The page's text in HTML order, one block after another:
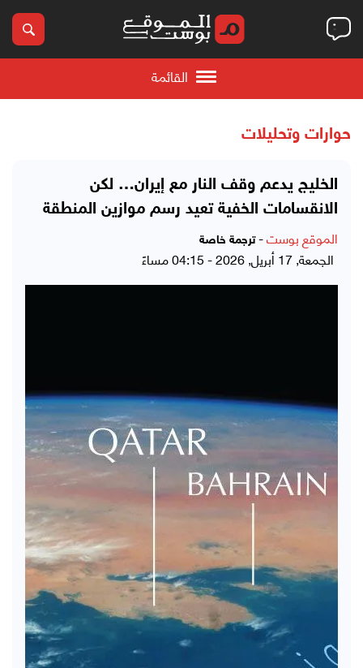
القائمة
حوارات وتحليلات
الخليج يدعم وقف النار مع إيران… لكن
الانقسامات الخفية تعيد رسم موازين المنطقة
الموقع بوست-ترجمة خاصة
الجمعة, 17 أبريل, 2026 - 04:15 مساءً